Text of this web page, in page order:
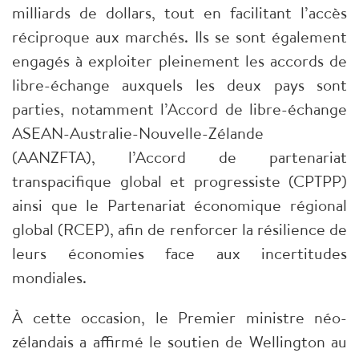
milliards de dollars, tout en facilitant l’accès
réciproque aux marchés. Ils se sont également
engagés à exploiter pleinement les accords de
libre-échange auxquels les deux pays sont
parties, notamment l’Accord de libre-échange
ASEAN-Australie-Nouvelle-Zélande
(AANZFTA), l’Accord de partenariat
transpacifique global et progressiste (CPTPP)
ainsi que le Partenariat économique régional
global (RCEP), afin de renforcer la résilience de
leurs économies face aux incertitudes
mondiales.
À cette occasion, le Premier ministre néo-
zélandais a affirmé le soutien de Wellington au